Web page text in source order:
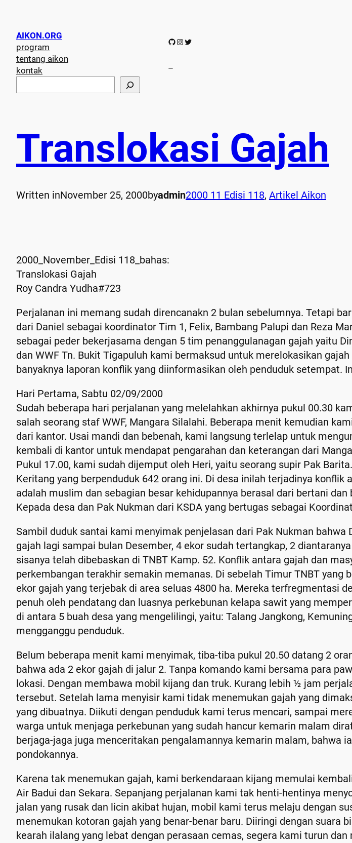
AIKON.ORG
program
tentang aikon
kontak
e
h
GitHub Instagram Twitter
–
Translokasi Gajah
Written inNovember 25, 2000byadmin2000 11 Edisi 118, Artikel Aikon
2000_November_Edisi 118_bahas:
Translokasi Gajah
Roy Candra Yudha#723
Perjalanan ini memang sudah direncanakn 2 bulan sebelumnya. Tetapi
dari Daniel sebagai koordinator Tim 1, Felix, Bambang Palupi dan Reza
sebagai peder bekerjasama dengan 5 tim penanggulanagan gajah yaitu
dan WWF Tn. Bukit Tigapuluh kami bermaksud untuk merelokasikan
banyaknya laporan konflik yang diinformasikan oleh penduduk setempat.
Hari Pertama, Sabtu 02/09/2000
Sudah beberapa hari perjalanan yang melelahkan akhirnya pukul 00.30
salah seorang staf WWF, Mangara Silalahi. Beberapa menit kemudian
dari kantor. Usai mandi dan bebenah, kami langsung terlelap untuk
kembali di kantor untuk mendapat pengarahan dan keterangan dari
Pukul 17.00, kami sudah dijemput oleh Heri, yaitu seorang supir Pak
Keritang yang berpenduduk 642 orang ini. Di desa inilah terjadinya konflik
adalah muslim dan sebagian besar kehidupannya berasal dari bertani
Kepada desa dan Pak Nukman dari KSDA yang bertugas sebagai
Sambil duduk santai kami menyimak penjelasan dari Pak Nukman
gajah lagi sampai bulan Desember, 4 ekor sudah tertangkap, 2
sisanya telah dibebaskan di TNBT Kamp. 52. Konflik antara gajah dan
perkembangan terakhir semakin memanas. Di sebelah Timur TNBT
ekor gajah yang terjebak di area seluas 4800 ha. Mereka terfregmentasi
penuh oleh pendatang dan luasnya perkebunan kelapa sawit yang
di antara 5 buah desa yang mengelilingi, yaitu: Talang Jangkong,
mengganggu penduduk.
Belum beberapa menit kami menyimak, tiba-tiba pukul 20.50 datang 2
bahwa ada 2 ekor gajah di jalur 2. Tanpa komando kami bersama para
lokasi. Dengan membawa mobil kijang dan truk. Kurang lebih ½ jam
tersebut. Setelah lama menyisir kami tidak menemukan gajah yang
yang dibuatnya. Diikuti dengan penduduk kami terus mencari, sampai
warga untuk menjaga perkebunan yang sudah hancur kemarin malam
berjaga-jaga juga menceritakan pengalamannya kemarin malam, bahwa
pondokannya.
Karena tak menemukan gajah, kami berkendaraan kijang memulai
Air Badui dan Sekara. Sepanjang perjalanan kami tak henti-hentinya
jalan yang rusak dan licin akibat hujan, mobil kami terus melaju dengan
menemukan kotoran gajah yang benar-benar baru. Diiringi dengan suara
kearah ilalang yang lebat dengan perasaan cemas, segera kami turun